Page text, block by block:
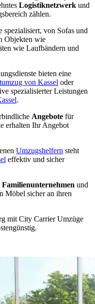
Logistiknetzwerk und
zählen.
spezialisiert, von Sofas und
Objekten wie
wie Laufbändern und
bieten eine
von Kassel oder
spezialisierter Leistungen
.
Angebote für
erhalten Ihr Angebot
Umzugshelfern steht
effektiv und sicher
und
Möbel sicher an ihren
mit City Carrier Umzüge